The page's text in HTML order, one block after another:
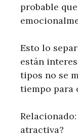
probable
Esto lo
están
tipos no se
tiempo para
atractiva?